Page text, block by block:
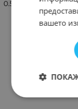
0.50
вашето